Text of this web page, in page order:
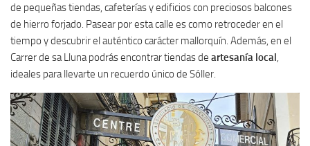
de pequeñas tiendas, cafeterías y edificios con preciosos balcones
de hierro forjado. Pasear por esta calle es como retroceder en el
tiempo y descubrir el auténtico carácter mallorquín. Además, en el
Carrer de sa Lluna podrás encontrar tiendas de artesanía local
ideales para llevarte un recuerdo único de Sóller.